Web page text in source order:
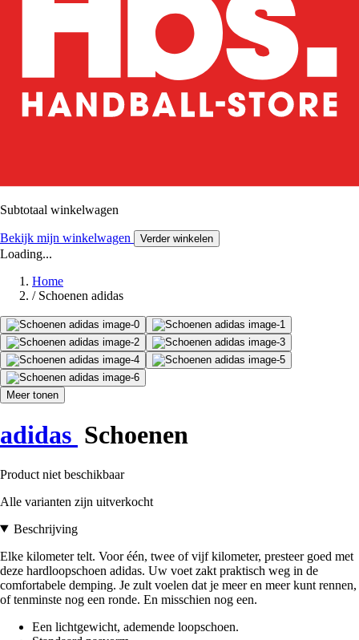
Subtotaal winkelwagen
Bekijk mijn winkelwagen Verder winkelen
Loading...
Home
/ Schoenen adidas
Meer tonen
adidas Schoenen
Product niet beschikbaar
Alle varianten zijn uitverkocht
Beschrijving
Elke kilometer telt. Voor één, twee of vijf kilometer, presteer goed met
deze hardloopschoen adidas. Uw voet zakt praktisch weg in de
comfortabele demping. Je zult voelen dat je meer en meer kunt rennen,
of tenminste nog een ronde. En misschien nog een.
Een lichtgewicht, ademende loopschoen.